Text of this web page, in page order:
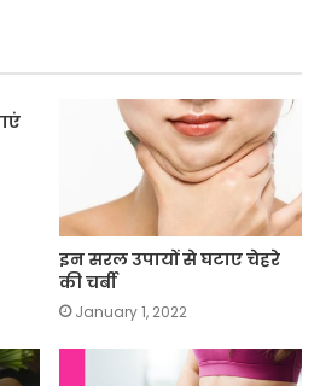
इन सरल उपायों से घटाए चेहरे
की चर्बी
January 1, 2022